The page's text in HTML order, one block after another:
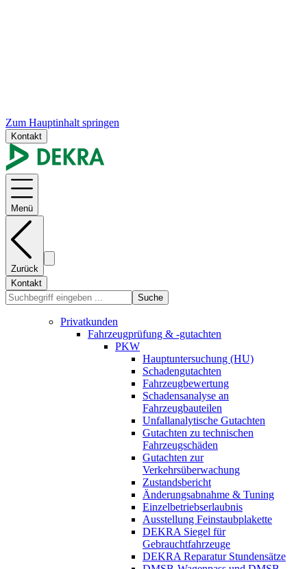
Zum Hauptinhalt springen
Kontakt
Menü
Zurück
Kontakt
Suche
Privatkunden
Fahrzeugprüfung & -gutachten
PKW
Hauptuntersuchung (HU)
Schadengutachten
Fahrzeugbewertung
Schadensanalyse an
Fahrzeugbauteilen
Unfallanalytische Gutachten
Gutachten zu technischen
Fahrzeugschäden
Gutachten zur
Verkehrsüberwachung
Zustandsbericht
Änderungsabnahme & Tuning
Einzelbetriebserlaubnis
Ausstellung Feinstaubplakette
DEKRA Siegel für
Gebrauchtfahrzeuge
DEKRA Reparatur Stundensätze